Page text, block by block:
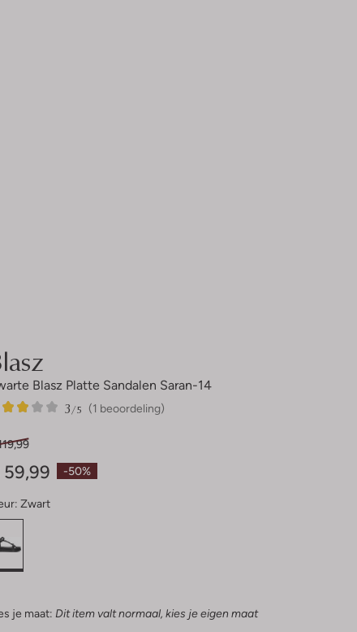
Blasz Platte Sandalen Saran-14
(1 beoordeling)
3/5
-50%
Zwart
je maat: Dit item valt normaal, kies je eigen maat